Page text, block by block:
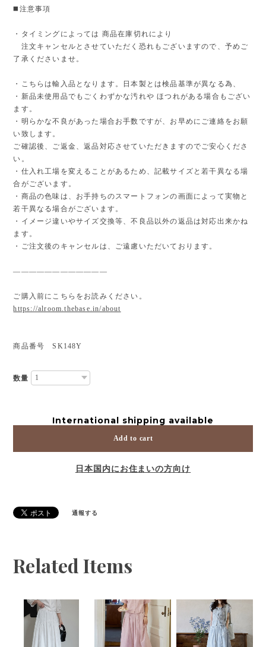
◼️注意事項
・タイミングによっては 商品在庫切れにより
注文キャンセルとさせていただく恐れもございますので、予めご
了承くださいませ。
・こちらは輸入品となります。日本製とは検品基準が異なる為、
・新品未使用品でもごくわずかな汚れや ほつれがある場合もござい
ます。
・明らかな不良があった場合お手数ですが、お早めにご連絡をお願
い致します。
ご確認後、ご返金、返品対応させていただきますのでご安心くださ
い。
・仕入れ工場を変えることがあるため、記載サイズと若干異なる場
合がございます。
・商品の色味は、お手持ちのスマートフォンの画面によって実物と
若干異なる場合がございます。
・イメージ違いやサイズ交換等、不良品以外の返品は対応出来かね
ます。
・ご注文後のキャンセルは、ご遠慮いただいております。
————————————
ご購入前にこちらをお読みください。
https://alroom.thebase.in/about
商品番号 SK148Y
数量
International shipping available
Add to cart
日本国内にお住まいの方向け
通報する
Related Items